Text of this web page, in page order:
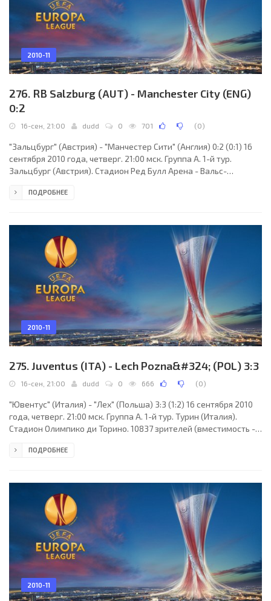
2010-11
276. RB Salzburg (AUT) - Manchester City (ENG)
0:2
16-сен, 21:00 dudd 0 701 (0)
"Зальцбург" (Австрия) - "Манчестер Сити" (Англия) 0:2 (0:1) 16
сентября 2010 года, четверг. 21:00 мск. Группа A. 1-й тур.
Зальцбург (Австрия). Стадион Ред Булл Арена - Вальс-
судья: Георгис Далукас (Афины, Греция). "Зальцбург": Герхард
Аугустинуссен, 74), Никола Покривац (Якоб Янчер, 55), Гонсало
Сарате, Душан Швенто, Кристоф Лейтгеб,
ПОДРОБНЕЕ
2010-11
275. Juventus (ITA) - Lech Pozna&#324; (POL) 3:3
16-сен, 21:00 dudd 0 666 (0)
"Ювентус" (Италия) - "Лех" (Польша) 3:3 (1:2) 16 сентября 2010
года, четверг. 21:00 мск. Группа A. 1-й тур. Турин (Италия).
Стадион Олимпико ди Торино. 10837 зрителей (вместимость -
Петербург, Россия). "Ювентус": Алекс Маннингер, Джорджо
Милош Красич, Паоло Де Челье (Марко Мотта, 45), Винченцо
Яквинта (Клаудио Маркизио, 79),
ПОДРОБНЕЕ
2010-11